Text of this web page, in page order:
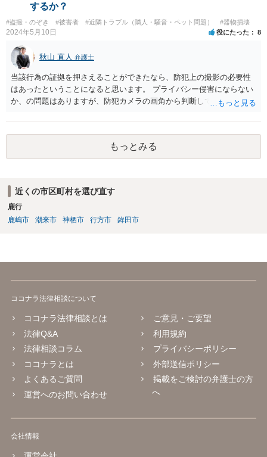
するか？
#盗撮・のぞき #被害者 #近隣トラブル（隣人・騒音・ペット問題） #器物損壊
2024年5月10日 役にたった 8
秋山 直人 弁護士
当該行為の証拠を押さえることができたなら、防犯上の撮影の必要性
はあったということになると思います。 プライバシー侵害にならない
か、の問題はありますが、防犯カメラの画角から判断して、隣人のプ
「盗撮」という指摘はあたらないのではないか、と思います。
もっとみる
近くの市区町村を選び直す
鹿行
鹿嶋市
潮来市 神栖市 行方市 鉾田市
ココナラ法律相談について
ココナラ法律相談とは
法律Q&A
法律相談コラム
ココナラとは
よくあるご質問
運営へのお問い合わせ
ご意見・ご要望
利用規約
プライバシーポリシー
外部送信ポリシー
掲載をご検討の弁護士の方
へ
会社情報